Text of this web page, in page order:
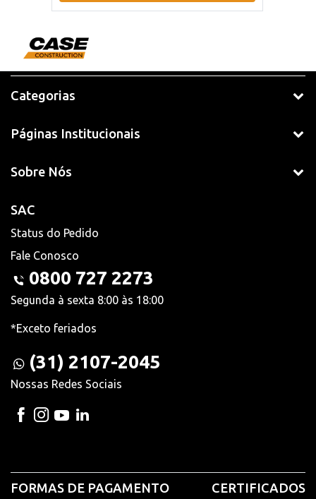
Categorias
Páginas Institucionais
Sobre Nós
SAC
Status do Pedido
Fale Conosco
0800 727 2273
Segunda à sexta 8:00 às 18:00
*Exceto feriados
(31) 2107-2045
Nossas Redes Sociais
FORMAS DE PAGAMENTO CERTIFICADOS